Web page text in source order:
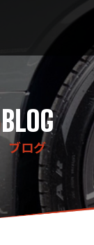
BLOG
ブログ